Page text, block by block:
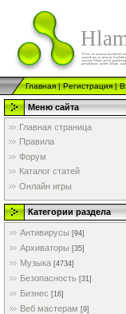
Главная|Регистрация|
Меню сайта
Главная страница
Правила
Форум
Каталог статей
Онлайн игры
Категории раздела
Антивирусы [94]
Архиваторы [35]
Музыка [4734]
Безопасность [31]
Бизнес [16]
Веб мастерам [9]